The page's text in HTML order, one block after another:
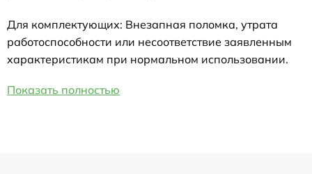
Для комплектующих: Внезапная поломка, утрата
работоспособности или несоответствие заявленным
характеристикам при нормальном использовании.
Показать полностью